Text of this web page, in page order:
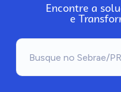
Encontre a
e